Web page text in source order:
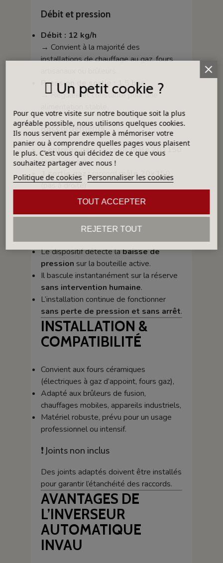
Débit et pression
Débit : 12 kg/h
→ Convient à la majorité des
installations de chauffage au gaz, fours
Pression de sortie : 1,5 bar
→ Régulée et constante pour une
Raccordements
2 entrées gaz :raccordsmâle 20×150
(pas à droite)
1 sortie gaz :raccordmâle 20×150
(pas à droite)
→ Compatible avec les installations gaz
Fonctionnement automatique
Le dispositif détecte labaisse de
pression sur la bouteille active.
Il bascule instantanément sur la réserve
sans intervention humaine.
L’installation continue de fonctionner
sans perte de pression et sans arrêt.
INSTALLATION &
COMPATIBILITÉ
Convient aux fours céramiques
(électriques à gaz d’appoint, fours gaz),
Adapté aux brûleurs de fusion,
chauffages mobiles, appareils industriels,
Matériel robuste, prévu pour un usage
professionnel ou intensif.
❗ Joints non inclus
Des joints adaptés doivent être installés
pour garantir l’étanchéité des raccords.
AVANTAGES DE
L’INVERSEUR
AUTOMATIQUE
INVAU
Un petit cookie ?
Pour que votre visite sur notre boutique soit la plus
agréable possible, nous utilisons quelques cookies.
Ils nous servent par exemple à mémoriser votre
panier ou à comprendre quelles pages vous plaisent
le plus. C'est vous qui décidez de ce que vous
souhaitez partager avec nous !
Politique de cookies Personnaliser les cookies
REJETER TOUT
TOUT ACCEPTER